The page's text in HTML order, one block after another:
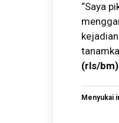
“Saya
(rls/bm)
Menyukai